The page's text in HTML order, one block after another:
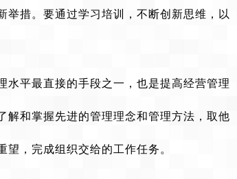
举措。要通过学习培训，不断创新思维，以
水平最直接的手段之一，也是提高经营管理
解和掌握先进的管理理念和管理方法，取他
望，完成组织交给的工作任务。